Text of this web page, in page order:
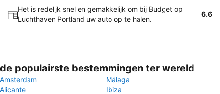
Het is redelijk snel en gemakkelijk om bij Budget op
Luchthaven Portland uw auto op te halen.
6.6
de populairste bestemmingen ter wereld
Amsterdam
Málaga
Alicante
Ibiza